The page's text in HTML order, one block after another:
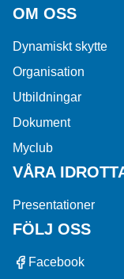
OM OSS
Dynamiskt skytte
Organisation
Utbildningar
Dokument
Myclub
VÅRA
Presentationer
FÖLJ OSS
Facebook